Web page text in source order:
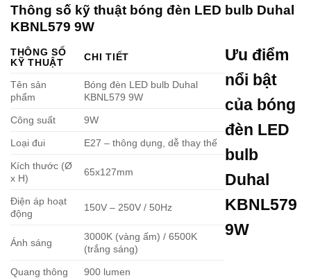
Thông số kỹ thuật bóng đèn LED bulb Duhal
KBNL579 9W
THÔNG SỐ
KỸ THUẬT
CHI TIẾT
Tên sản
phẩm
Bóng đèn LED bulb Duhal
KBNL579 9W
Công suất 9W
Loại đui E27 – thông dụng, dễ thay thế
Kích thước (Ø
x H)
65x127mm
Điện áp hoạt
động
150V – 250V / 50Hz
Ánh sáng
3000K (vàng ấm) / 6500K
(trắng sáng)
Quang thông 900 lumen
Ưu điểm
nổi bật
của bóng
đèn LED
bulb
Duhal
KBNL579
9W